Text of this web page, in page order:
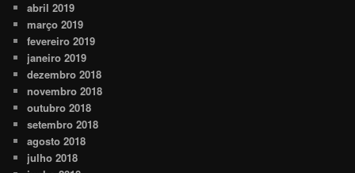
abril 2019
março 2019
fevereiro 2019
janeiro 2019
dezembro 2018
novembro 2018
outubro 2018
setembro 2018
agosto 2018
julho 2018